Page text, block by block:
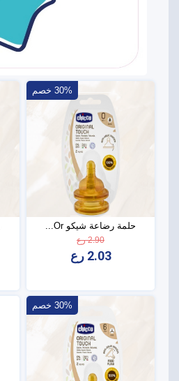
30% خصم
حلمة رضاعة شيكو Or...
2.90 رع
2.03 رع
30% خصم